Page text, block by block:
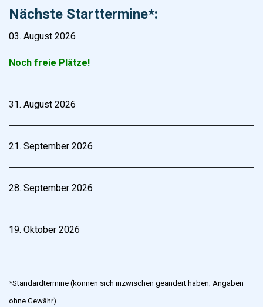
Nächste Starttermine*:
03. August 2026
Noch freie Plätze!
31. August 2026
21. September 2026
28. September 2026
19. Oktober 2026
*Standardtermine (können sich inzwischen geändert haben; Angaben
ohne Gewähr)